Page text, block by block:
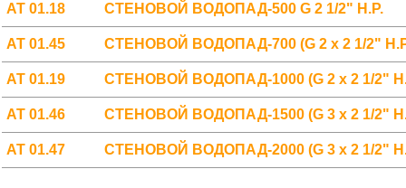
АТ 01.18 СТЕНОВОЙ ВОДОПАД-500 G 2 1/2" Н.Р.
АТ 01.45 СТЕНОВОЙ ВОДОПАД-700 (G 2 х 2 1/2"
АТ 01.19 СТЕНОВОЙ ВОДОПАД-1000 (G 2 х 2 1/2"
АТ 01.46 СТЕНОВОЙ ВОДОПАД-1500 (G 3 х 2 1/2"
АТ 01.47 СТЕНОВОЙ ВОДОПАД-2000 (G 3 х 2 1/2"